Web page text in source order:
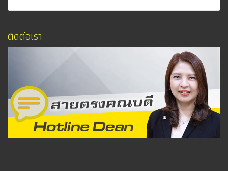
ติดต่อเรา